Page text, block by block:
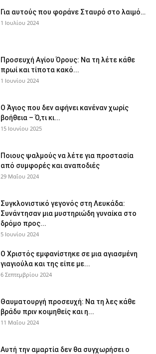
Για αυτούς που φοράνε Σταυρό στο λαιμό…
1 Ιουλίου 2024
Προσευχή Αγίου Όρους: Να τη λέτε κάθε
πρωί και τίποτα κακό...
1 Ιουνίου 2024
Ο Άγιος που δεν αφήνει κανέναν χωρίς
βοήθεια – Ό,τι κι...
15 Ιουνίου 2025
Ποιους ψαλμούς να λέτε για προστασία
από συμφορές και αναποδιές
29 Μαΐου 2024
Συγκλονιστικό γεγονός στη Λευκάδα:
Συνάντησαν μια μυστηριώδη γυναίκα στο
δρόμο προς...
5 Ιουνίου 2024
Ο Χριστός εμφανίστηκε σε μια αγιασμένη
γιαγιούλα και της είπε με...
6 Σεπτεμβρίου 2024
Θαυματουργή προσευχή: Να τη λες κάθε
βράδυ πριν κοιμηθείς και η...
11 Μαΐου 2024
Αυτή την αμαρτία δεν θα συγχωρήσει ο